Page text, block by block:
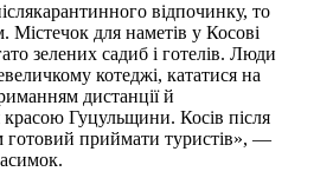
відпочинку, то
для наметів у Косові
зелених садиб і готелів. Люди
котеджі, кататися на
дистанції й
Гуцульщини. Косів після
готовий приймати туристів», —